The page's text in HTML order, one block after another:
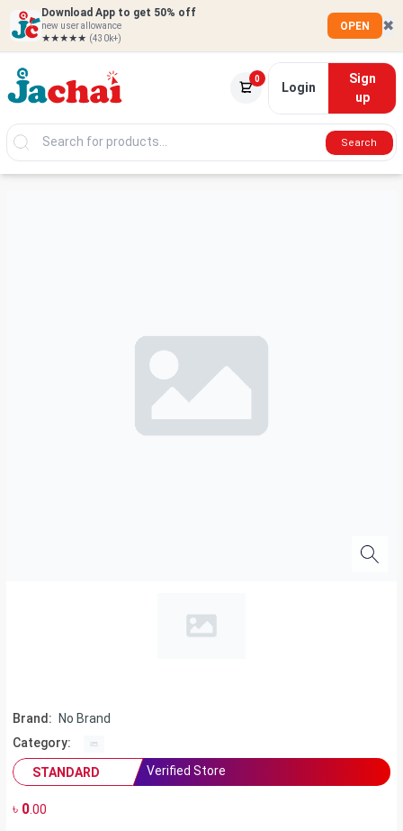
Download App to get 50% off
new user allowance
★★★★★ (430k+)
OPEN ✖
0
Login
Sign
up
Search
Brand:
No Brand
Category:
STANDARD
Verified Store
৳ 0.00